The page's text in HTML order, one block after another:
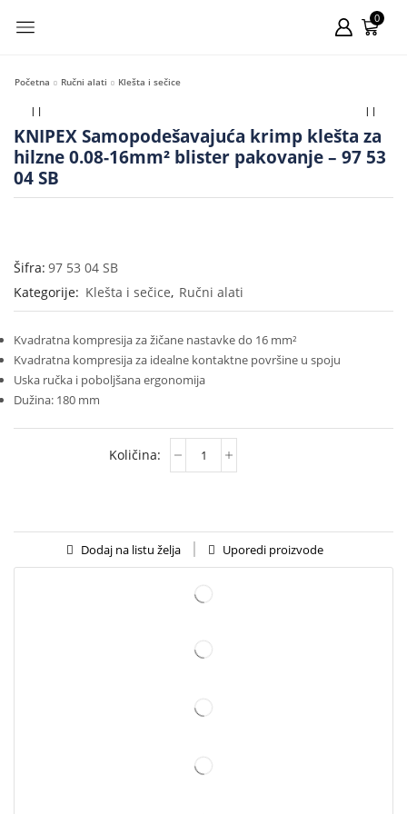
0
Početna Ručni alati Klešta i sečice
KNIPEX Samopodešavajuća krimp klešta za
hilzne 0.08-16mm² blister pakovanje – 97 53
04 SB
Šifra: 97 53 04 SB
Kategorije: Klešta i sečice, Ručni alati
Kvadratna kompresija za žičane nastavke do 16 mm²
Kvadratna kompresija za idealne kontaktne površine u spoju
Uska ručka i poboljšana ergonomija
Dužina: 180 mm
Dodaj na listu želja Uporedi proizvode